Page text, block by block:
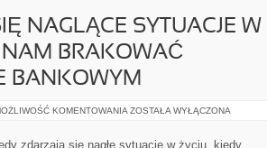
NAGLĄCE SYTUACJE W
BRAKOWAĆ
BANKOWYM
KOMENTOWANIA CZASAMI
NAGLĄCE
ZOSTAŁA WYŁĄCZONA
zdarzają się nagłe sytuacje w życiu, kiedy